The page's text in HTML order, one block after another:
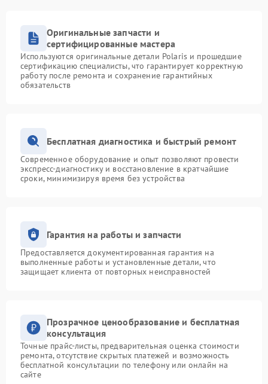
Оригинальные запчасти и
сертифицированные мастера
Используются оригинальные детали Polaris и прошедшие
сертификацию специалисты, что гарантирует корректную
работу после ремонта и сохранение гарантийных
обязательств
Бесплатная диагностика и быстрый ремонт
Современное оборудование и опыт позволяют провести
экспресс-диагностику и восстановление в кратчайшие
сроки, минимизируя время без устройства
Гарантия на работы и запчасти
Предоставляется документированная гарантия на
выполненные работы и установленные детали, что
защищает клиента от повторных неисправностей
Прозрачное ценообразование и бесплатная
консультация
Точные прайс-листы, предварительная оценка стоимости
ремонта, отсутствие скрытых платежей и возможность
бесплатной консультации по телефону или онлайн на
сайте